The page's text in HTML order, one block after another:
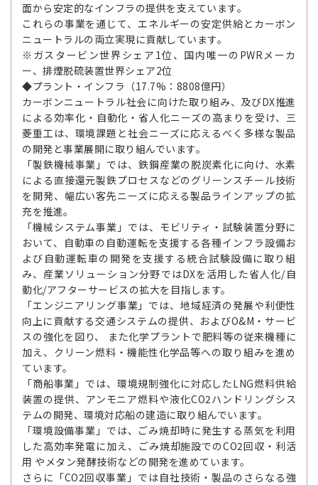
面から安定的なインフラの提供を支えています。
これらの事業を通じて、エネルギーの安定供給とカーボン
ニュートラルの両立実現に貢献しています。
※ガスタービン世界シェア1位、国内唯一のPWRメーカ
ー、排煙脱硫装置世界シェア2位
◆プラント・インフラ（17.7%：8808億円）
カーボンニュートラル社会に向けた取り組み、及びDX推進
による効率化・自動化・省人化ニーズの高まりを受け、三
菱重工は、環境課題と社会ニーズに応えるべく多様な製品
の開発と事業展開に取り組んでいます。
「製鉄機械事業」では、鉄鋼産業の脱炭素化に向け、水素
による直接還元製鉄プロセスなどのグリーンスチール技術
を開発、幅広い客先ニーズに応える製品ラインアップの拡
充を推進。
「機械システム事業」では、モビリティ・試験装置分野に
おいて、自動車の自動運転を支援する各種インフラ設備お
よび自動運転車の開発を支援する統合試験設備に取り組
み、産業ソリューション分野ではDXを活用した省人化/自
動化/アフターサービスの拡大を目指します。
「エンジニアリング事業」では、地域経済の発展や利便性
向上に貢献する交通システムの提供、およびO&M・サービ
スの強化を図り、 また化学プラントで肥料等の従来機種に
加え、クリーン燃料・機能性化学品等への取り組みを進め
ています。
「商船事業」では、環境規制強化に対応したLNG燃料供給
装置の提供、アンモニア燃料や液化CO2ハンドリングシス
テムの開発、環境対応船の建造に取り組んでいます。
「環境設備事業」では、ごみ焼却時に発生する蒸気を利用
した高効率発電に加え、ごみ焼却施設でのCO2回収・利活
用 やメタン発酵技術などの開発を進めています。
さらに「CO2回収事業」では自社技術・製品のさらなる強